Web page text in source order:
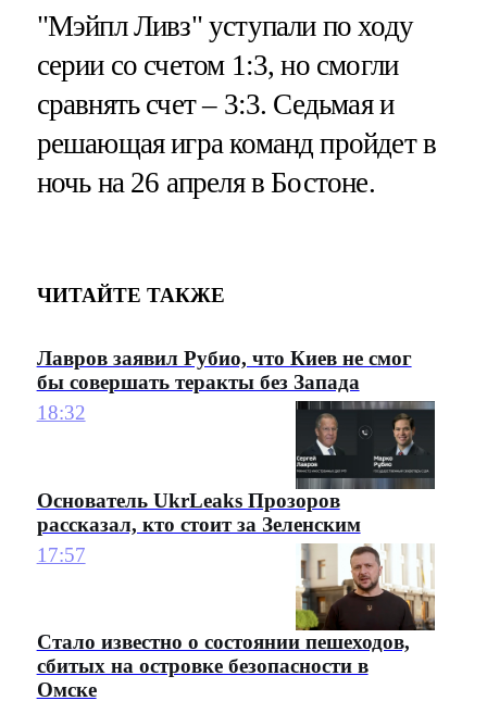
"Мэйпл Ливз" уступали по ходу
серии со счетом 1:3, но смогли
сравнять счет – 3:3. Седьмая и
решающая игра команд пройдет в
ночь на 26 апреля в Бостоне.
ЧИТАЙТЕ ТАКЖЕ
Лавров заявил Рубио, что Киев не смог
бы совершать теракты без Запада
18:32
Основатель UkrLeaks Прозоров
рассказал, кто стоит за Зеленским
17:57
Стало известно о состоянии пешеходов,
сбитых на островке безопасности в
Омске